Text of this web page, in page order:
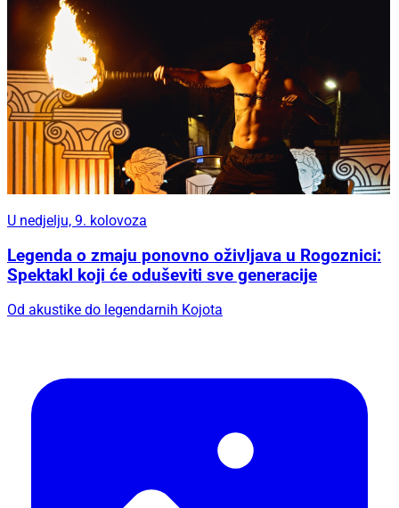
U nedjelju, 9. kolovoza
Legenda o zmaju ponovno oživljava u Rogoznici:
Spektakl koji će oduševiti sve generacije
Od akustike do legendarnih Kojota